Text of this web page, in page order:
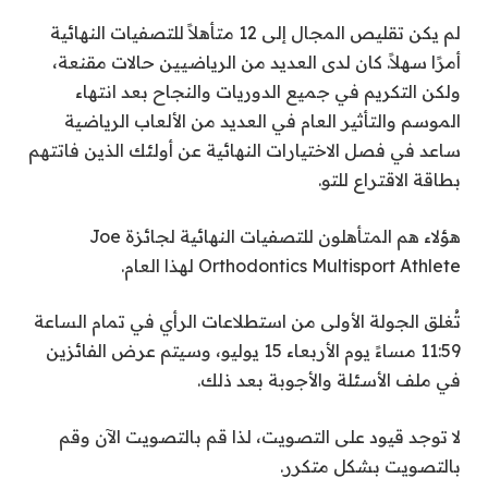
لم يكن تقليص المجال إلى 12 متأهلاً للتصفيات النهائية
أمرًا سهلاً. كان لدى العديد من الرياضيين حالات مقنعة،
ولكن التكريم في جميع الدوريات والنجاح بعد انتهاء
الموسم والتأثير العام في العديد من الألعاب الرياضية
ساعد في فصل الاختيارات النهائية عن أولئك الذين فاتتهم
بطاقة الاقتراع للتو.
هؤلاء هم المتأهلون للتصفيات النهائية لجائزة Joe
Orthodontics Multisport Athlete لهذا العام.
تُغلق الجولة الأولى من استطلاعات الرأي في تمام الساعة
11:59 مساءً يوم الأربعاء 15 يوليو، وسيتم عرض الفائزين
في ملف الأسئلة والأجوبة بعد ذلك.
لا توجد قيود على التصويت، لذا قم بالتصويت الآن وقم
بالتصويت بشكل متكرر.